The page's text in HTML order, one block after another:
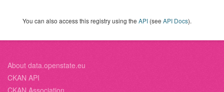
You can also access this registry using the API (see API Docs).
About data.openstate.eu
CKAN API
CKAN Association